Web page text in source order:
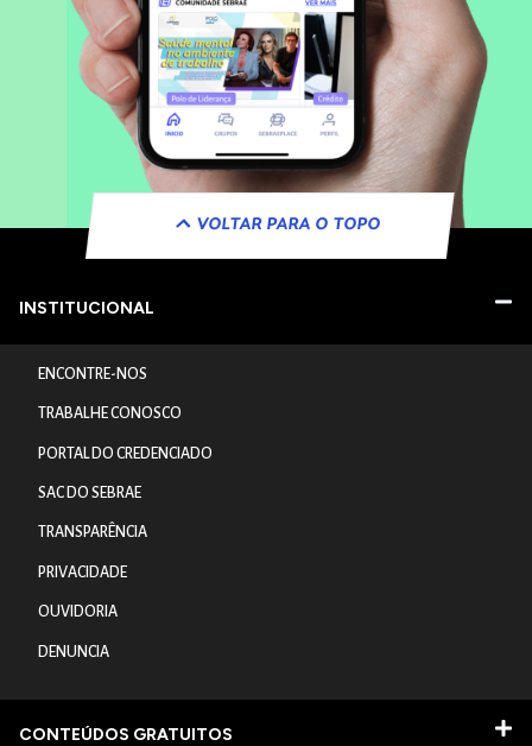
VOLTAR PARA O TOPO
INSTITUCIONAL
ENCONTRE-NOS
TRABALHE CONOSCO
PORTAL DO CREDENCIADO
SAC DO SEBRAE
TRANSPARÊNCIA
PRIVACIDADE
OUVIDORIA
DENUNCIA
CONTEÚDOS GRATUITOS